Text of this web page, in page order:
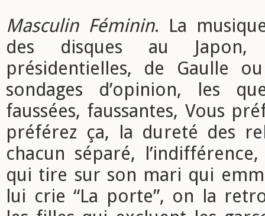
Masculin Féminin. La
des disques au Japon,
présidentielles, de Gaulle
sondages d’opinion, les
faussées, faussantes, Vous
préférez ça, la dureté des
chacun séparé,
qui tire sur son mari qui
lui crie “La porte”, on la